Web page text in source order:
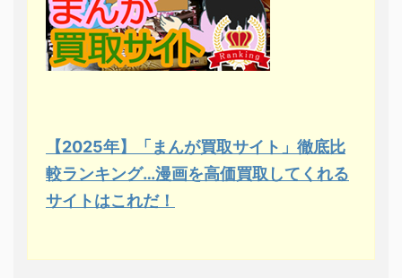
【2025年】「まんが買取サイト」徹底比
較ランキング…漫画を高価買取してくれる
サイトはこれだ！